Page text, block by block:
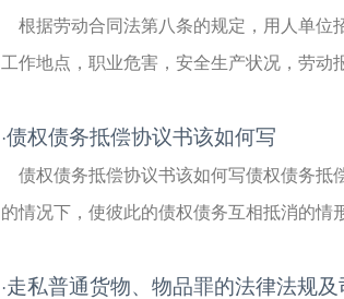
根据劳动合同法第八条的规定，用人单位
工作地点，职业危害，安全生产状况，劳动
·债权债务抵偿协议书该如何写
债权债务抵偿协议书该如何写债权债务抵
的情况下，使彼此的债权债务互相抵消的情
·走私普通货物、物品罪的法律法规及